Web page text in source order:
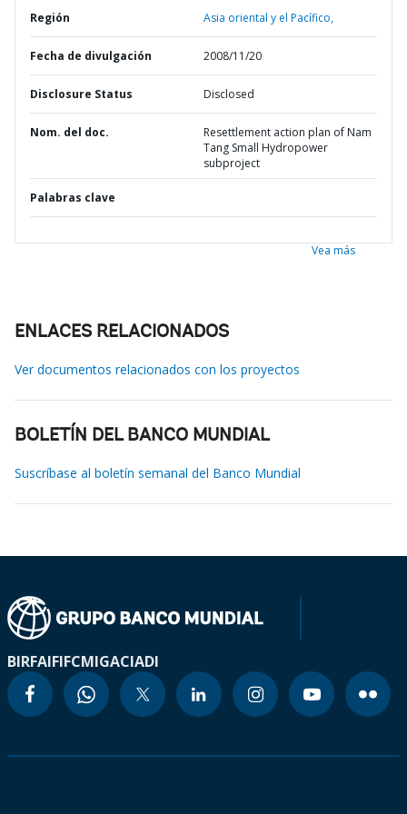
Región Asia oriental y el Pacífico,
Fecha de divulgación 2008/11/20
Disclosure Status Disclosed
Nom. del doc.
Resettlement action plan of Nam
Tang Small Hydropower
subproject
Palabras clave
Vea más
ENLACES RELACIONADOS
Ver documentos relacionados con los proyectos
BOLETÍN DEL BANCO MUNDIAL
Suscríbase al boletín semanal del Banco Mundial
BIRFAIFIFCMIGACIADI